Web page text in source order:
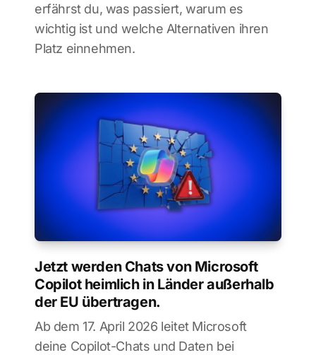
erfährst du, was passiert, warum es
wichtig ist und welche Alternativen ihren
Platz einnehmen.
Jetzt werden Chats von Microsoft
Copilot heimlich in Länder außerhalb
der EU übertragen.
Ab dem 17. April 2026 leitet Microsoft
deine Copilot-Chats und Daten bei